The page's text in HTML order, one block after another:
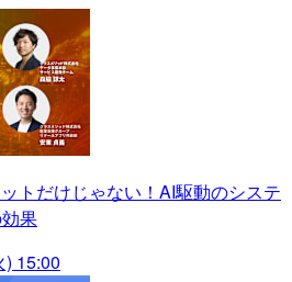
トだけじゃない！AI駆動のシステ
果
15:00